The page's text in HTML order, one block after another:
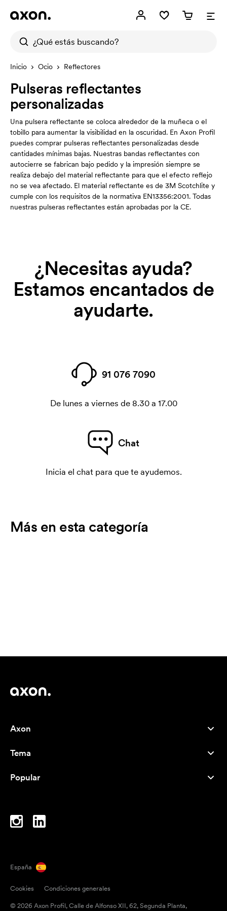
Inicio Ocio Reflectores
Pulseras reflectantes
personalizadas
Una pulsera reflectante se coloca alrededor de la muñeca o el
tobillo para aumentar la visibilidad en la oscuridad. En Axon Profil
puedes comprar pulseras reflectantes personalizadas desde
cantidades mínimas bajas. Nuestras bandas reflectantes con
autocierre se fabrican bajo pedido y la impresión siempre se
realiza debajo del material reflectante para que el efecto reflejo
no se vea afectado. El material reflectante es de 3M Scotchlite y
cumple con los requisitos de la normativa EN13356:2001. Todas
nuestras pulseras reflectantes están aprobadas por la CE.
¿Necesitas ayuda?
Estamos encantados de
ayudarte.
91 076 7090
De lunes a viernes de 8.30 a 17.00
Chat
Inicia el chat para que te ayudemos.
Más en esta categoría
Axon
Nosotros
Careers
Tema
Más vendidos
Inspiración
Popular
Cuadernos
España
Cookies
Condiciones generales
© 2026 Axon Profil, Calle de Alfonso XII, 62, Segunda Planta,